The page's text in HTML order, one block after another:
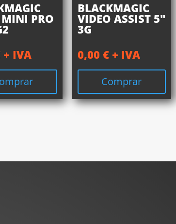
PRO
+ IVA
BLACKMAGIC
VIDEO ASSIST 5"
3G
0,00 €+ IVA
Comprar